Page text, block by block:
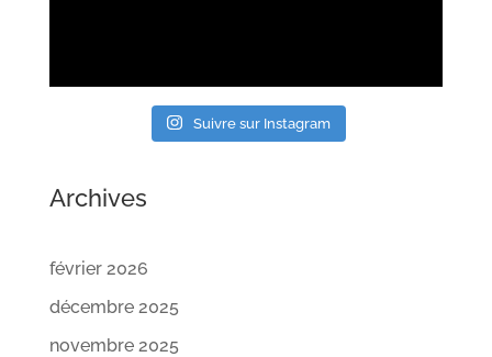
Suivre sur Instagram
Archives
février 2026
décembre 2025
novembre 2025